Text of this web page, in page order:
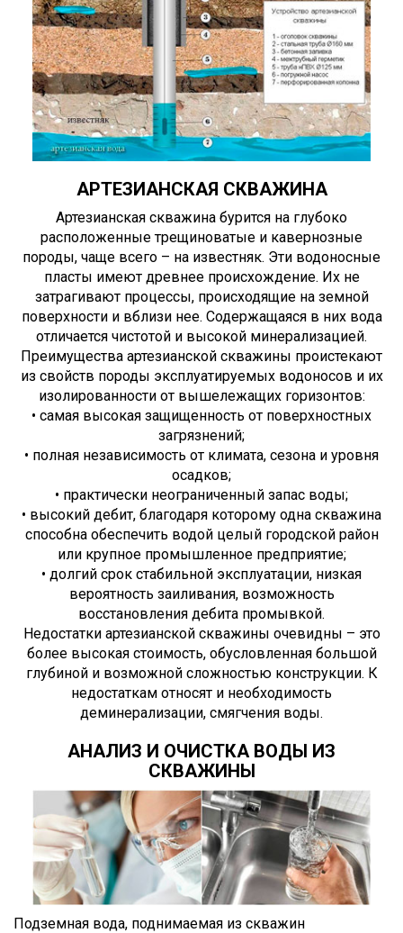
АРТЕЗИАНСКАЯ СКВАЖИНА
Артезианская скважина бурится на глубоко
расположенные трещиноватые и кавернозные
породы, чаще всего – на известняк. Эти водоносные
пласты имеют древнее происхождение. Их не
затрагивают процессы, происходящие на земной
поверхности и вблизи нее. Содержащаяся в них вода
отличается чистотой и высокой минерализацией.
Преимущества артезианской скважины проистекают
из свойств породы эксплуатируемых водоносов и их
изолированности от вышележащих горизонтов:
• самая высокая защищенность от поверхностных
загрязнений;
• полная независимость от климата, сезона и уровня
осадков;
• практически неограниченный запас воды;
• высокий дебит, благодаря которому одна скважина
способна обеспечить водой целый городской район
или крупное промышленное предприятие;
• долгий срок стабильной эксплуатации, низкая
вероятность заиливания, возможность
восстановления дебита промывкой.
Недостатки артезианской скважины очевидны – это
более высокая стоимость, обусловленная большой
глубиной и возможной сложностью конструкции. К
недостаткам относят и необходимость
деминерализации, смягчения воды.
АНАЛИЗ И ОЧИСТКА ВОДЫ ИЗ
СКВАЖИНЫ
Подземная вода, поднимаемая из скважин